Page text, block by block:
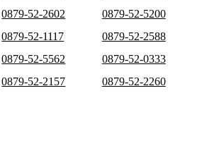
0879-52-2602
0879-52-5200
0879-52-1117
0879-52-2588
0879-52-5562
0879-52-0333
0879-52-2157
0879-52-2260